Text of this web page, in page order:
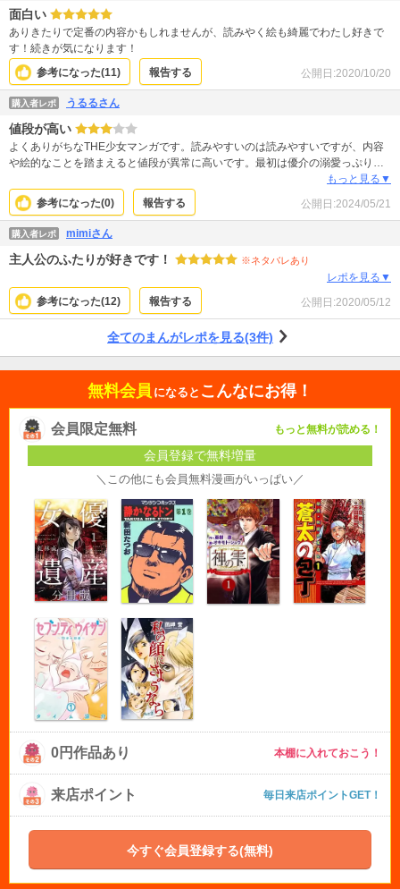
面白い
ありきたりで定番の内容かもしれませんが、読みやく絵も綺麗でわたし好きで
す！続きが気になります！
参考になった(11) 報告する 公開日:2020/10/20
購入者レポ うるるさん
値段が高い
よくありがちなTHE少女マンガです。読みやすいのは読みやすいですが、内容
や絵的なことを踏まえると値段が異常に高いです。最初は優介の溺愛っぷりが
気に入って買ってましたが、あまり中身の無い内容がずるずる続いてしんどく
なってきてました。途中から半額券を使って買ってます。
もっと見る▼
参考になった(0) 報告する 公開日:2024/05/21
購入者レポ mimiさん
主人公のふたりが好きです！ ※ネタバレあり
レポを見る▼
参考になった(12) 報告する 公開日:2020/05/12
全てのまんがレポを見る(3件)
無料会員 になると こんなにお得！
会員限定無料 もっと無料が読める！
会員登録で無料増量
＼この他にも会員無料漫画がいっぱい／
0円作品あり 本棚に入れておこう！
来店ポイント 毎日来店ポイントGET！
今すぐ会員登録する(無料)